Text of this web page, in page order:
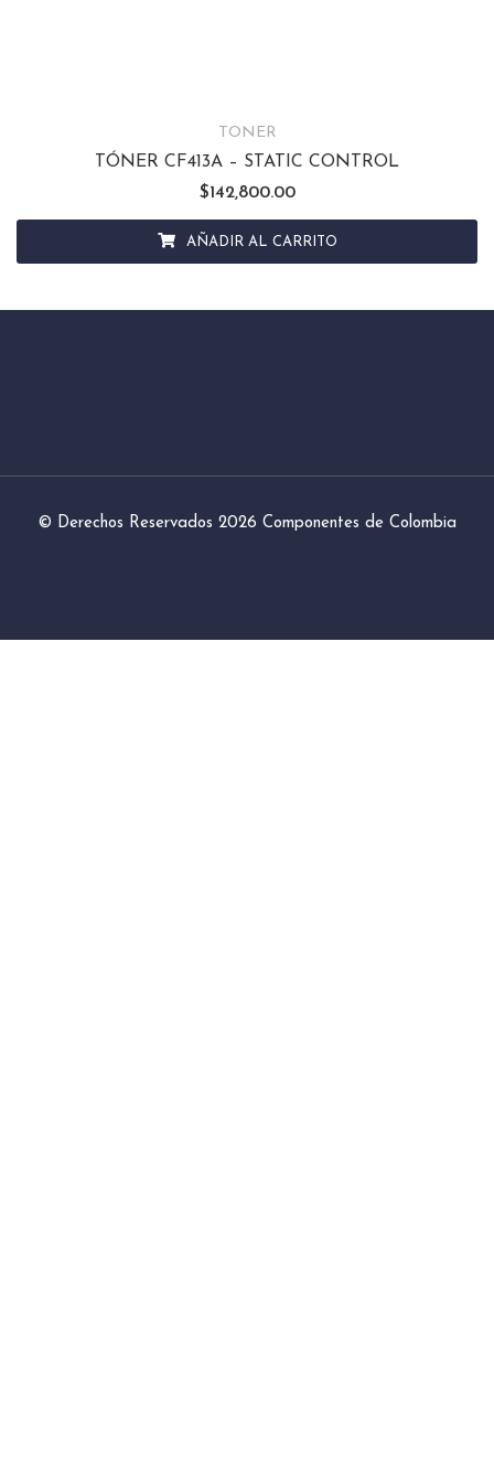
TONER
TÓNER CF413A – STATIC CONTROL
$142,800.00
AÑADIR AL CARRITO
© Derechos Reservados 2026 Componentes de Colombia